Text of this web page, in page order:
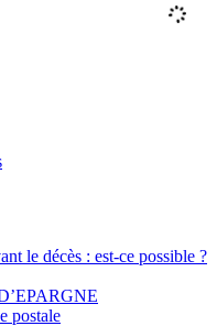
le décès : est-ce possible ?
postale